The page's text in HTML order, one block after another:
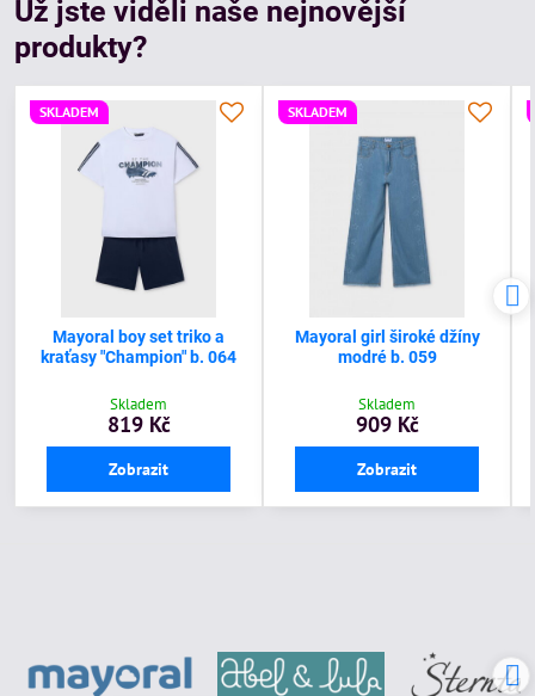
Už jste viděli naše nejnovější
produkty?
SKLADEM
Mayoral boy set triko a
kraťasy "Champion" b. 064
Skladem
819 Kč
Zobrazit
SKLADEM
Mayoral girl široké džíny
modré b. 059
Skladem
909 Kč
Zobrazit